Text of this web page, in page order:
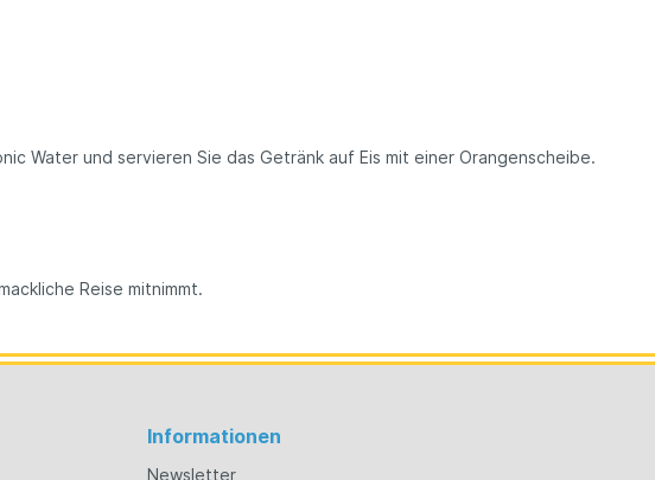
Water und servieren Sie das Getränk auf Eis mit einer Orangenscheibe.
Reise mitnimmt.
Informationen
Newsletter